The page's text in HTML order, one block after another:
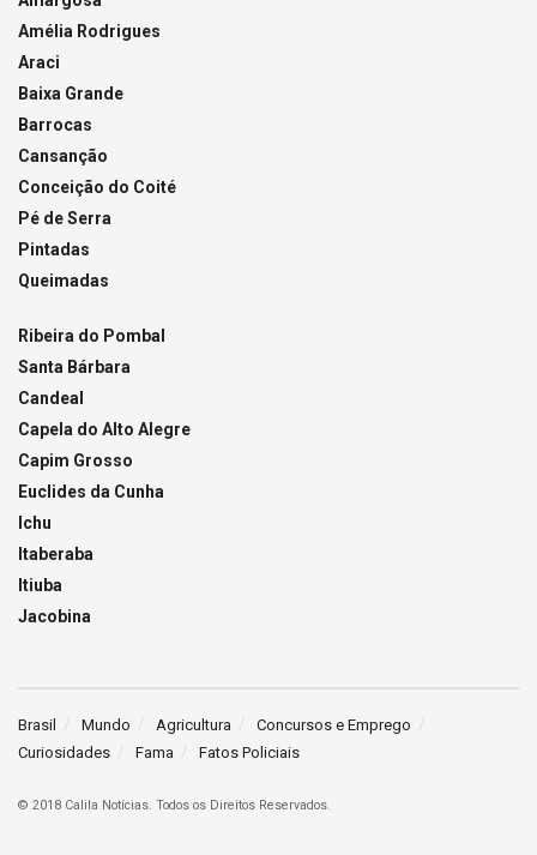
Amélia Rodrigues
Araci
Baixa Grande
Barrocas
Cansanção
Conceição do Coité
Pé de Serra
Pintadas
Queimadas
Ribeira do Pombal
Santa Bárbara
Candeal
Capela do Alto Alegre
Capim Grosso
Euclides da Cunha
Ichu
Itaberaba
Itiuba
Jacobina
Brasil Mundo Agricultura
Concursos e Emprego
Curiosidades
Fama Fatos Policiais
© 2018 Calila Notícias. Todos os Direitos Reservados.